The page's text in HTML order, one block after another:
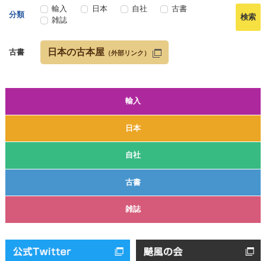
輸入
日本
自社
古書
雑誌
分類
輸入 日本 自社
古書
雑誌
古書 日本の古本屋 （外部リンク）